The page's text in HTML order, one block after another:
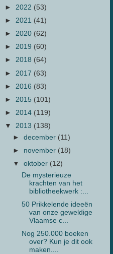
► 2022 (53)
► 2021 (41)
► 2020 (62)
► 2019 (60)
► 2018 (64)
► 2017 (63)
► 2016 (83)
► 2015 (101)
► 2014 (119)
▼ 2013 (138)
►december (11)
► november (18)
▼oktober (12)
De mysterieuze
krachten van het
bibliotheekwerk :...
50 Prikkelende ideeën
van onze geweldige
Vlaamse c...
Nog 250.000 boeken
over? Kun je dit ook
maken....